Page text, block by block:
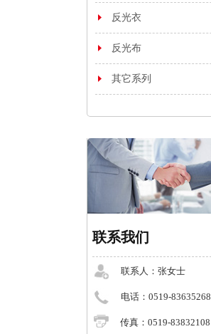
反光衣
反光布
其它系列
联系我们
联系人：张女士
电话：0519-83635268
传真：0519-83832108